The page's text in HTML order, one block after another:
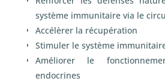
système immunitaire via le
Accélèrer la récupération
Stimuler le système
Améliorer le
endocrines